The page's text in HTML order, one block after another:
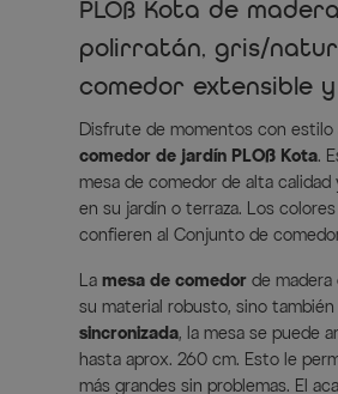
PLOß Kota de
polirratán, gris/
comedor extensible
Disfrute de momentos con estilo
comedor de jardín PLOß Kota.
mesa de comedor de alta
en su jardín o terraza. Los
confieren al Conjunto de
La mesa de comedor de
su material robusto, sino
sincronizada, la mesa se puede
hasta aprox. 260 cm. Esto le
más grandes sin problemas. El